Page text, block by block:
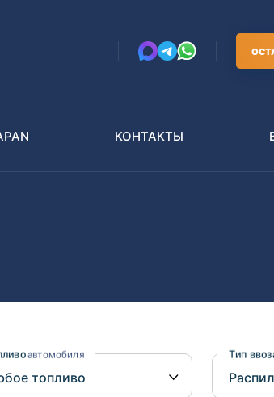
Isuzu
КОНТАКТЫ
автомобиля Тип